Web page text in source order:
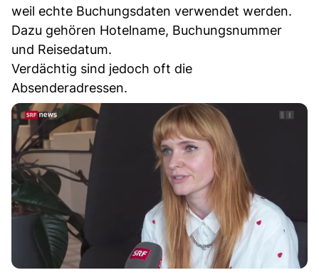
weil echte Buchungsdaten verwendet werden.
Dazu gehören Hotelname, Buchungsnummer
und Reisedatum.
Verdächtig sind jedoch oft die
Absenderadressen.